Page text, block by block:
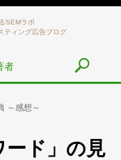
SEMラボ
ティング広告ブログ
者
～感想～
ード」の見